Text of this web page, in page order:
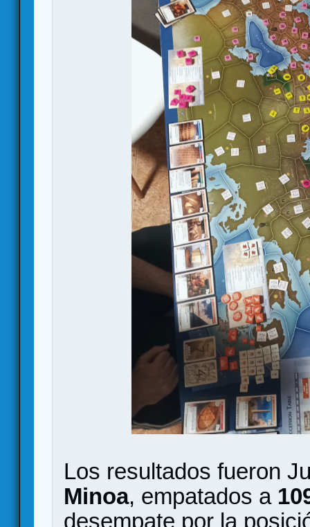
Los resultados fueron
Minoa, empatados a
desempate por la